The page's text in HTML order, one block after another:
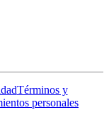
Términos y
personales